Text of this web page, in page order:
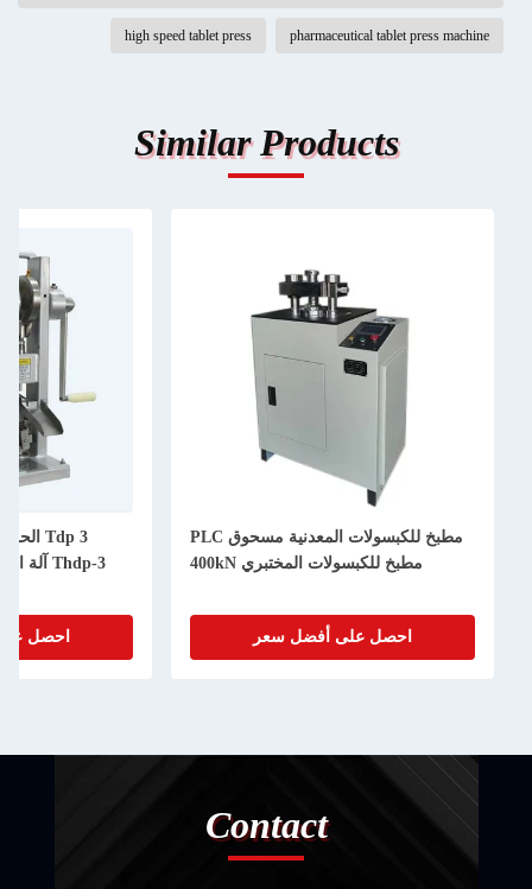
pharmaceutical tablet press machine
high speed tablet press
Similar Products
مطبخ للكبسولات المعدنية مسحوق PLC
مطبخ للكبسولات المختبري 400kN
احصل على أفضل سعر
Thdp-3 آلة الصحافة الكمبيوتر اللوحي
احصل
Contact